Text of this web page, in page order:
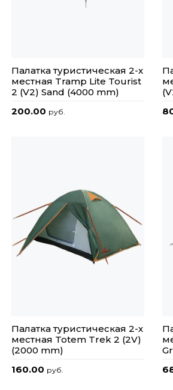
Палатка туристическая 2-х
местная Tramp Lite Tourist
2 (V2) Sand (4000 mm)
200.00 руб.
Палатка туристическая 2-х
местная Totem Trek 2 (2V)
(2000 mm)
160.00 руб.